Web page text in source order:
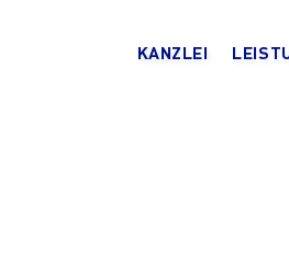
KANZLEI